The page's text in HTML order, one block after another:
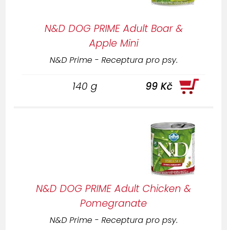
N&D DOG PRIME Adult Boar &
Apple Mini
N&D Prime - Receptura pro psy.
140 g 99 Kč
N&D DOG PRIME Adult Chicken &
Pomegranate
N&D Prime - Receptura pro psy.